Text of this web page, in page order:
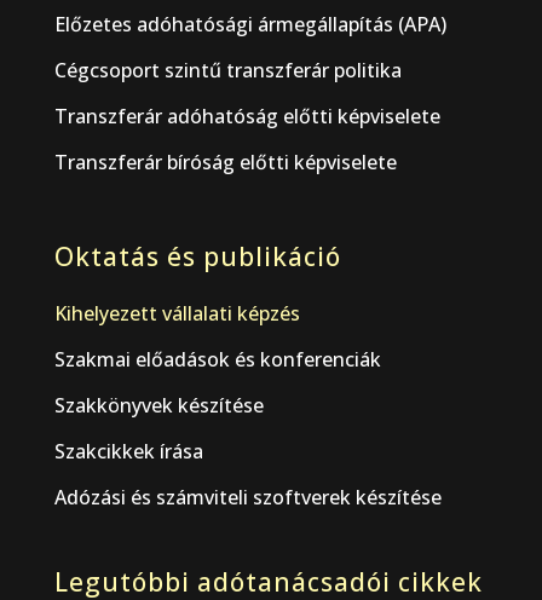
Előzetes adóhatósági ármegállapítás (APA)
Cégcsoport szintű transzferár politika
Transzferár adóhatóság előtti képviselete
Transzferár bíróság előtti képviselete
Oktatás és publikáció
Kihelyezett vállalati képzés
Szakmai előadások és konferenciák
Szakkönyvek készítése
Szakcikkek írása
Adózási és számviteli szoftverek készítése
Legutóbbi adótanácsadói cikkek